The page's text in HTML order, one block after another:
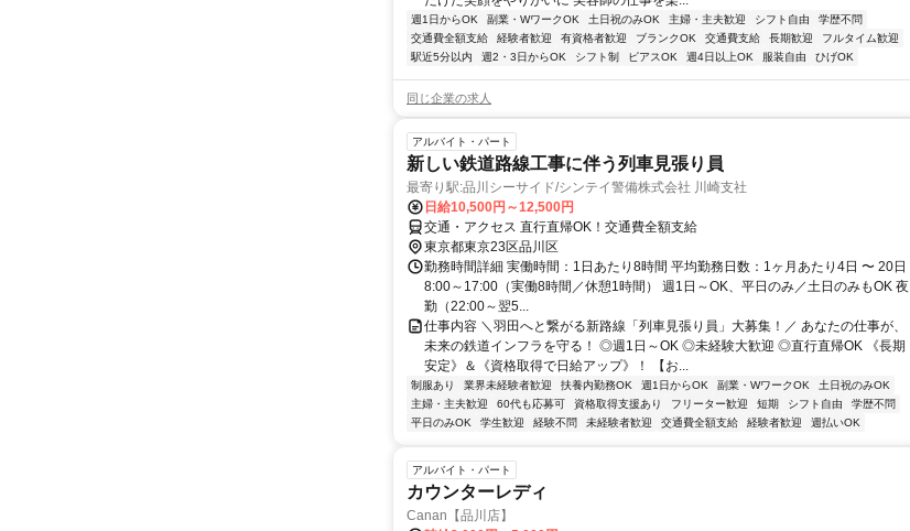
週1日からOK 副業・WワークOK 土日祝のみOK 主婦・主夫歓迎 シフト自由
学歴不問
交通費全額支給
経験者歓迎 有資格者歓迎 ブランクOK 交通費支給 長期歓迎
フルタイム歓迎
駅近5分以内
週2・3日からOK シフト制 ピアスOK 週4日以上OK 服装自由 ひげOK
同じ企業の求人
アルバイト・パート
新しい鉄道路線工事に伴う列車見張り員
最寄り駅:品川シーサイド/シンテイ警備株式会社 川崎支社
日給10,500円～12,500円
交通・アクセス 直行直帰OK！交通費全額支給
東京都東京23区品川区
勤務時間詳細 実働時間：1日あたり8時間 平均勤務日数：1ヶ月あたり4日 〜 20日
8:00～17:00（実働8時間／休憩1時間） 週1日～OK、平日のみ／土日のみもOK 夜
勤（22:00～翌5...
仕事内容 ＼羽田へと繋がる新路線「列車見張り員」大募集！／ あなたの仕事が、
未来の鉄道インフラを守る！ ◎週1日～OK ◎未経験大歓迎 ◎直行直帰OK 《長期
安定》＆《資格取得で日給アップ》！ 【お...
制服あり 業界未経験者歓迎 扶養内勤務OK 週1日からOK 副業・WワークOK
土日祝のみOK
主婦・主夫歓迎
60代も応募可 資格取得支援あり フリーター歓迎 短期 シフト自由
学歴不問
平日のみOK
学生歓迎 経験不問 未経験者歓迎 交通費全額支給 経験者歓迎 週払いOK
アルバイト・パート
カウンターレディ
Canan【品川店】